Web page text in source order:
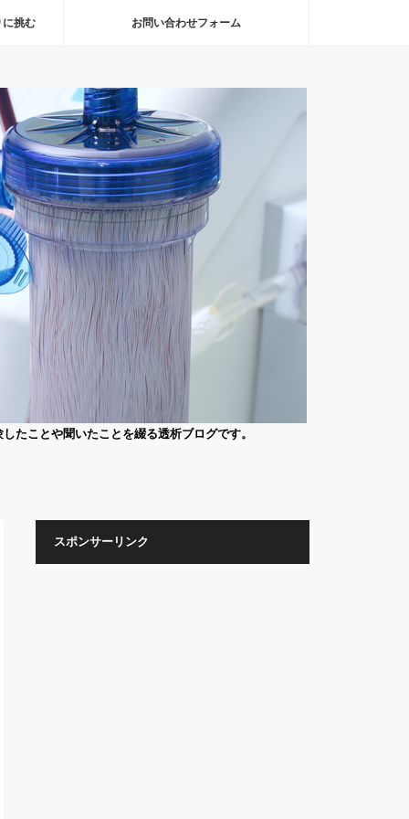
に挑む お問い合わせフォーム
たことや聞いたことを綴る透析ブログです。
スポンサーリンク